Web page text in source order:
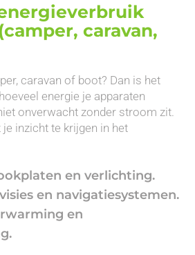
caravan,
caravan of boot? Dan is het
energie je apparaten
onverwacht zonder stroom zit.
inzicht te krijgen in het
en verlichting.
en navigatiesystemen.
en